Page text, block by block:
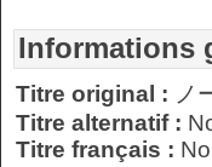
Informations
Titre original : ノ
Titre alternatif :
Titre français :